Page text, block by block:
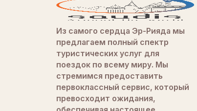
Из самого сердца Эр-Рияда мы
предлагаем полный спектр
туристических услуг для
поездок по всему миру. Мы
стремимся предоставить
первоклассный сервис, который
превосходит ожидания,